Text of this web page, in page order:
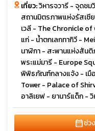
เที่ยว:วิหารจวารี - จุดช
สถานมิตรภาพแห่งรัสเซี
เวลี - The Chronicle of
แก่ - น้ำตกเลกทากิวี -
นาฬิกา - สะพานแห่งสัน
พระแม่มารี - Europe
พิพิธภัณฑ์กลางแจ้ง - เมื
Tower - Palace of
อาลิเยฟ - ยานาร์แด็ก -
calendar_monthช่ว